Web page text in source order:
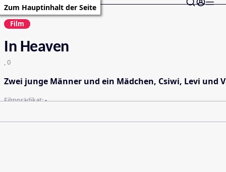
Zum Hauptinhalt der Seite
Film
In Heaven
, 0
Zwei junge Männer und ein Mädchen, Csiwi, Levi und
Filmprädikat:-